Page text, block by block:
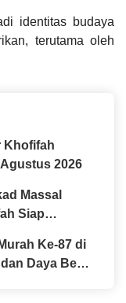
identitas budaya
terutama oleh
Khofifah
2026
Massal
Siap
Ke-87 di
Daya Beli